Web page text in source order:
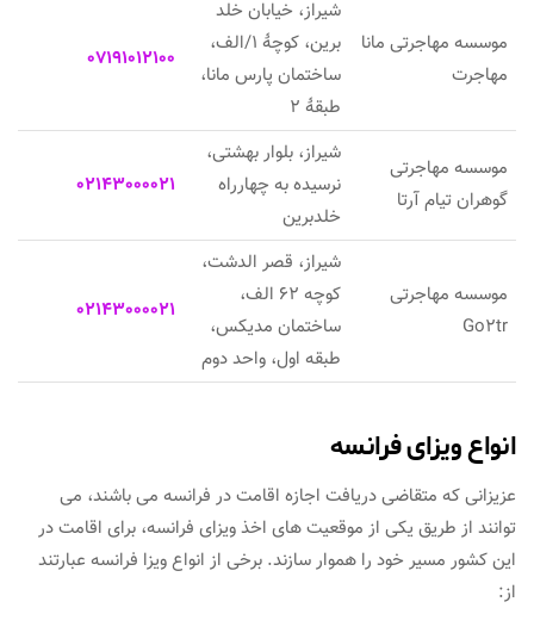
موسسه مهاجرتی مانا
مهاجرت
شیراز، خیابان خلد
برین، کوچهٔ ۱/الف،
ساختمان پارس مانا،
طبقهٔ ۲
07191012100
موسسه مهاجرتی
گوهران تیام آرتا
شیراز، بلوار بهشتی،
نرسیده به چهارراه
خلدبرین
02143000021
موسسه مهاجرتی
Go2tr
شیراز، قصر الدشت،
کوچه ۶۲ الف،
ساختمان مدیکس،
طبقه‌ اول، واحد دوم
02143000021
انواع ویزای فرانسه
عزیزانی که متقاضی دریافت اجازه اقامت در فرانسه می باشند، می
توانند از طریق یکی از موقعیت های اخذ ویزای فرانسه، برای اقامت در
این کشور مسیر خود را هموار سازند. برخی از انواع ویزا فرانسه عبارتند
از: